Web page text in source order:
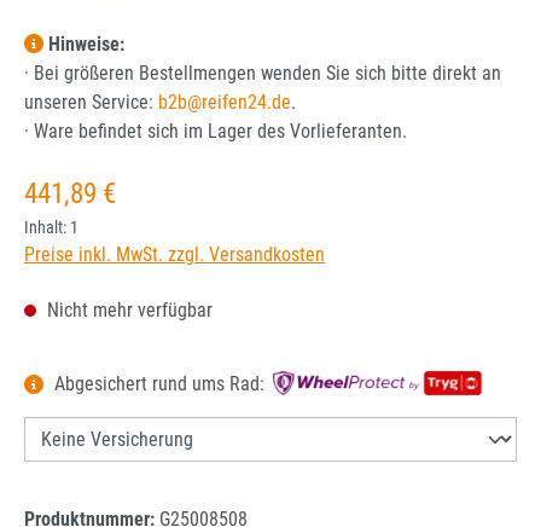
Hinweise:
· Bei größeren Bestellmengen wenden Sie sich bitte direkt an
unseren Service: b2b@reifen24.de.
· Ware befindet sich im Lager des Vorlieferanten.
Regulärer Preis:
441,89 €
Inhalt: 1
Preise inkl. MwSt. zzgl. Versandkosten
Nicht mehr verfügbar
Abgesichert rund ums Rad:
Produktnummer: G25008508